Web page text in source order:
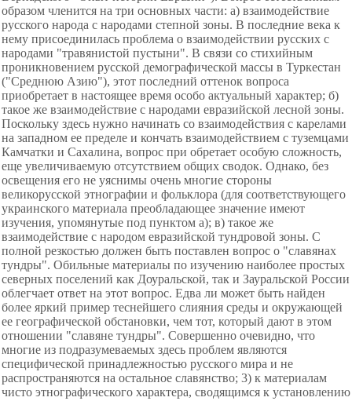
образом членится на три основных части: а) взаимодействие
русского народа с народами степной зоны. В последние века к
нему присоединилась проблема о взаимодействии русских с
народами "травянистой пустыни". В связи со стихийным
проникновением русской демографической массы в Туркестан
("Среднюю Азию"), этот последний оттенок вопроса
приобретает в настоящее время особо актуальный характер; б)
такое же взаимодействие с народами евразийской лесной зоны.
Поскольку здесь нужно начинать со взаимодействия с карелами
на западном ее пределе и кончать взаимодействием с туземцами
Камчатки и Сахалина, вопрос при обретает особую сложность,
еще увеличиваемую отсутствием общих сводок. Однако, без
освещения его не уяснимы очень многие стороны
великорусской этнографии и фольклора (для соответствующего
украинского материала преобладающее значение имеют
изучения, упомянутые под пунктом а); в) такое же
взаимодействие с народом евразийской тундровой зоны. С
полной резкостью должен быть поставлен вопрос о "славянах
тундры". Обильные материалы по изучению наиболее простых
северных поселений как Доуральской, так и Зауральской России
облегчает ответ на этот вопрос. Едва ли может быть найден
более яркий пример теснейшего слияния среды и окружающей
ее географической обстановки, чем тот, который дают в этом
отношении "славяне тундры". Совершенно очевидно, что
многие из подразумеваемых здесь проблем являются
специфической принадлежностью русского мира и не
распространяются на остальное славянство; 3) к материалам
чисто этнографического характера, сводящимся к установлению